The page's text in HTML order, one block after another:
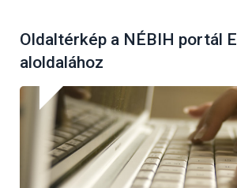
Oldaltérkép a NÉBIH portál
aloldalához